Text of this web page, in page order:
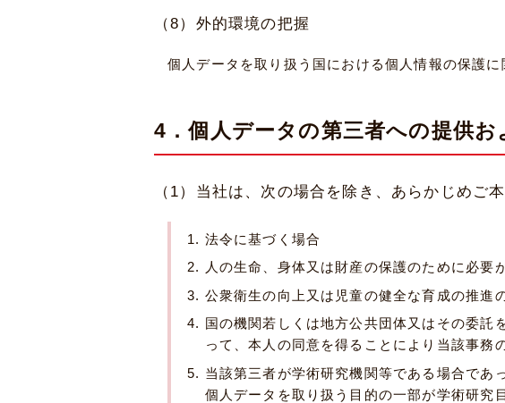
（8）外的環境の把握
個人データを取り扱う国における個人情報の保護
4．個人データの第三者への提供
（1）当社は、次の場合を除き、あらかじめご
法令に基づく場合
人の生命、身体又は財産の保護のために必要
公衆衛生の向上又は児童の健全な育成の推進
国の機関若しくは地方公共団体又はその委託
って、本人の同意を得ることにより当該事務
当該第三者が学術研究機関等である場合であ
個人データを取り扱う目的の一部が学術研究